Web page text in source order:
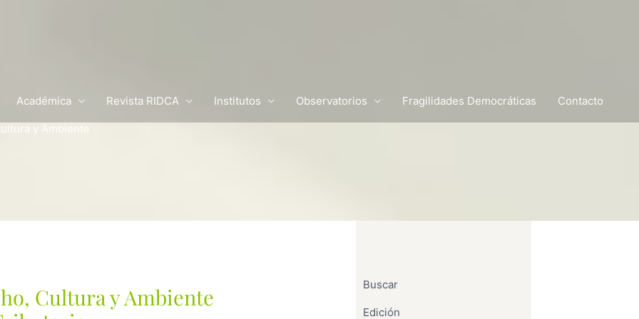
Académica Revista RIDCA Institutos Observatorios Fragilidades Democráticas Contacto
y Ambiente
Cultura y Ambiente
Buscar
Edición